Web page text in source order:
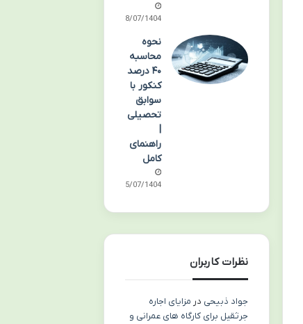
28/07/1404
نحوه
محاسبه
۴۰ درصد
کنکور با
سوابق
تحصیلی
|
راهنمای
کامل
25/07/1404
نظرات کاربران
جواد ذبیحی در مزایای اجاره
جرثقیل برای کارگاه های عمرانی و